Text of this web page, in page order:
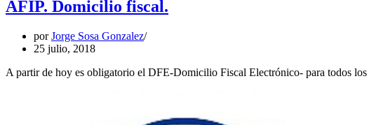
AFIP. Domicilio fiscal.
porJorge Sosa Gonzalez
25 julio, 2018
A partir de hoy es obligatorio el DFE-Domicilio Fiscal Electrónico- para todos